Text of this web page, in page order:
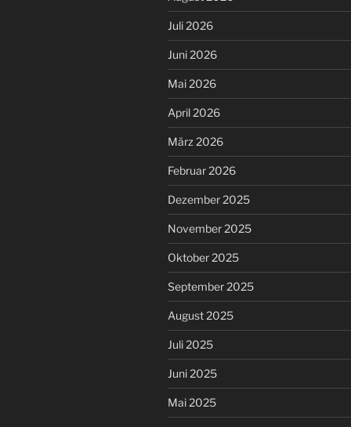
Juli 2026
Juni 2026
Mai 2026
April 2026
März 2026
Februar 2026
Dezember 2025
November 2025
Oktober 2025
September 2025
August 2025
Juli 2025
Juni 2025
Mai 2025